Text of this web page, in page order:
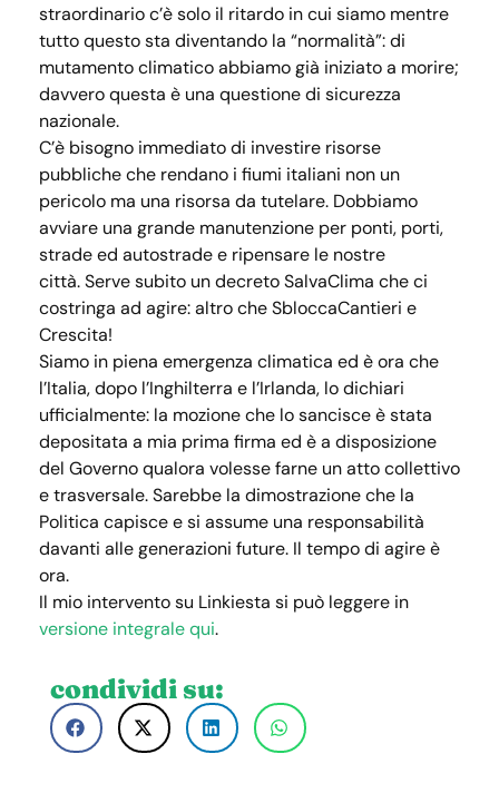
condividi su:
straordinario c’è solo il ritardo in cui siamo mentre
tutto questo sta diventando la “normalità”: di
mutamento climatico abbiamo già iniziato a morire;
davvero questa è una questione di sicurezza
nazionale.
C’è bisogno immediato di investire risorse
pubbliche che rendano i fiumi italiani non un
pericolo ma una risorsa da tutelare. Dobbiamo
avviare una grande manutenzione per ponti, porti,
strade ed autostrade e ripensare le nostre
città. Serve subito un decreto SalvaClima che ci
costringa ad agire: altro che SbloccaCantieri e
Crescita!
Siamo in piena emergenza climatica ed è ora che
l’Italia, dopo l’Inghilterra e l’Irlanda, lo dichiari
ufficialmente: la mozione che lo sancisce è stata
depositata a mia prima firma ed è a disposizione
del Governo qualora volesse farne un atto collettivo
e trasversale. Sarebbe la dimostrazione che la
Politica capisce e si assume una responsabilità
davanti alle generazioni future. Il tempo di agire è
ora.
Il mio intervento su Linkiesta si può leggere in
versione integrale qui.